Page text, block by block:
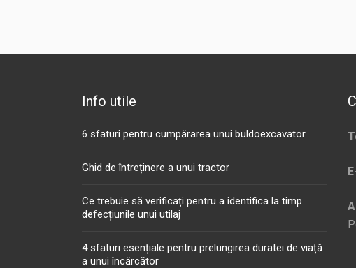
Info utile
6 sfaturi pentru cumpărarea unui buldoexcavator
Ghid de întreținere a unui tractor
Ce trebuie să verificați pentru a identifica la timp
defecțiunile unui utilaj
4 sfaturi esențiale pentru prelungirea duratei de viață
a unui încărcător